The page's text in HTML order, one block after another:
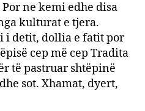
ne kemi edhe disa
kulturat e tjera.
i detit, dollia e fatit por
cep më cep Tradita
të pastruar shtëpinë
sot. Xhamat, dyert,